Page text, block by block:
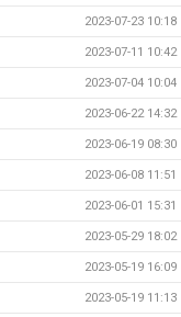
2023-07-23 10:18
2023-07-11 10:42
2023-07-04 10:04
2023-06-22 14:32
2023-06-19 08:30
2023-06-08 11:51
2023-06-01 15:31
2023-05-29 18:02
2023-05-19 16:09
2023-05-19 11:13